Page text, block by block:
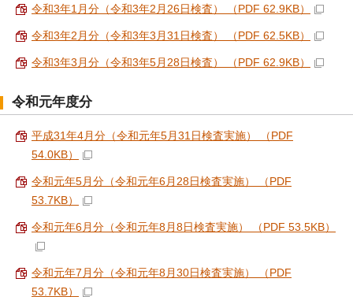
令和3年1月分（令和3年2月26日検査） （PDF 62.9KB）
令和3年2月分（令和3年3月31日検査） （PDF 62.5KB）
令和3年3月分（令和3年5月28日検査） （PDF 62.9KB）
令和元年度分
平成31年4月分（令和元年5月31日検査実施） （PDF
54.0KB）
令和元年5月分（令和元年6月28日検査実施） （PDF
53.7KB）
令和元年6月分（令和元年8月8日検査実施） （PDF 53.5KB）
令和元年7月分（令和元年8月30日検査実施） （PDF
53.7KB）